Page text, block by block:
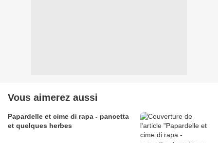
Vous aimerez aussi
Papardelle et cime di rapa - pancetta
et quelques herbes